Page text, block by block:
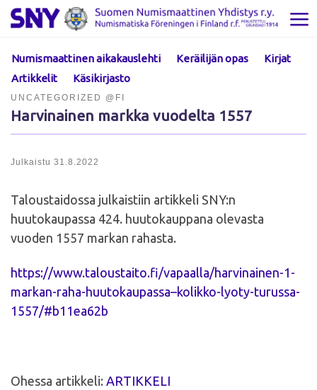
Skip to content
Numismaattinen aikakauslehti Keräilijän opas
Kirjat
Artikkelit
Käsikirjasto
UNCATEGORIZED @FI
Harvinainen markka vuodelta 1557
Julkaistu 31.8.2022
Taloustaidossa julkaistiin artikkeli SNY:n
huutokaupassa 424. huutokauppana olevasta
vuoden 1557 markan rahasta.
https://www.taloustaito.fi/vapaalla/harvinainen-1-
markan-raha-huutokaupassa–kolikko-lyoty-turussa-
1557/#b11ea62b
Ohessa artikkeli: ARTIKKELI